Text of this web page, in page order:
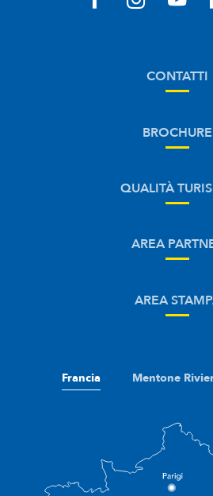
CONTATTI
BROCHURE
QUALITÀ
AREA
AREA
Francia Mentone